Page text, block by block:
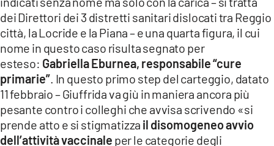
dei Direttori dei 3 distretti sanitari dislocati tra Reggio
città, la Locride e la Piana – e una quarta figura, il cui
nome in questo caso risulta segnato per
esteso: Gabriella Eburnea, responsabile “cure
primarie” . In questo primo step del carteggio, datato
11 febbraio – Giuffrida va giù in maniera ancora più
pesante contro i colleghi che avvisa scrivendo «si
prende atto e si stigmatizza il disomogeneo avvio
dell’attività vaccinale per le categorie degli